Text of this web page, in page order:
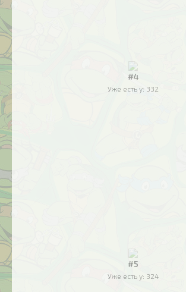
#4
Уже есть у: 332
#5
Уже есть у: 324